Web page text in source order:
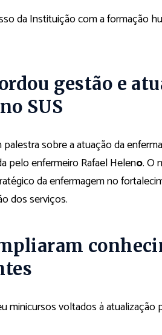
da Instituição com a formação
gestão e
SUS
sobre a atuação da
pelo enfermeiro Rafael Heleno. O
da enfermagem no
dos serviços.
minicursos voltados à atualização